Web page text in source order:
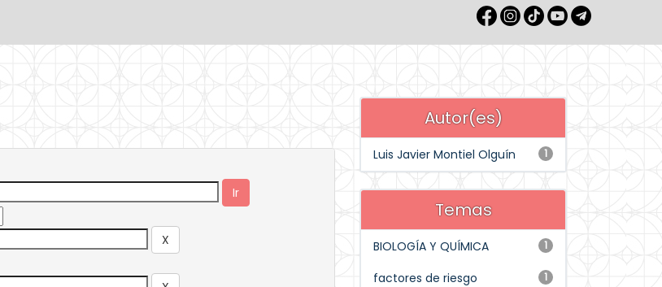
Autor(es)
1
Luis Javier Montiel Olguín
Temas
1
BIOLOGÍA Y QUÍMICA
1
factores de riesgo